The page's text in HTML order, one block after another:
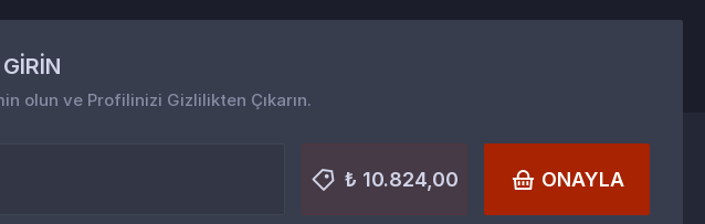
olun ve Profilinizi Gizlilikten Çıkarın.
₺ 10.824,00 ONAYLA